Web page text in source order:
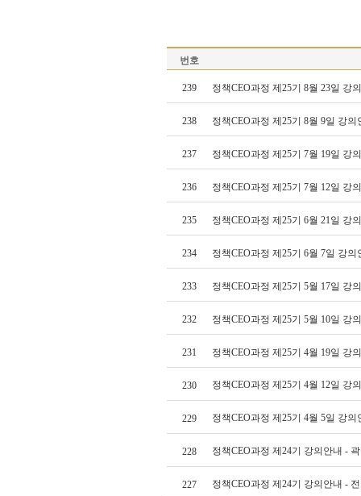
번호
239 정책CEO과정 제25기 8월 23일 강
238 정책CEO과정 제25기 8월 9일 강
237 정책CEO과정 제25기 7월 19일 강
236 정책CEO과정 제25기 7월 12일 강
235 정책CEO과정 제25기 6월 21일 강
234 정책CEO과정 제25기 6월 7일 강
233 정책CEO과정 제25기 5월 17일 강
232 정책CEO과정 제25기 5월 10일 강
231 정책CEO과정 제25기 4월 19일 강
230 정책CEO과정 제25기 4월 12일 강
229 정책CEO과정 제25기 4월 5일 강
228 정책CEO과정 제24기 강의안내 -
227 정책CEO과정 제24기 강의안내 -